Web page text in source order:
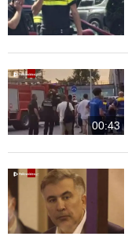
00:43